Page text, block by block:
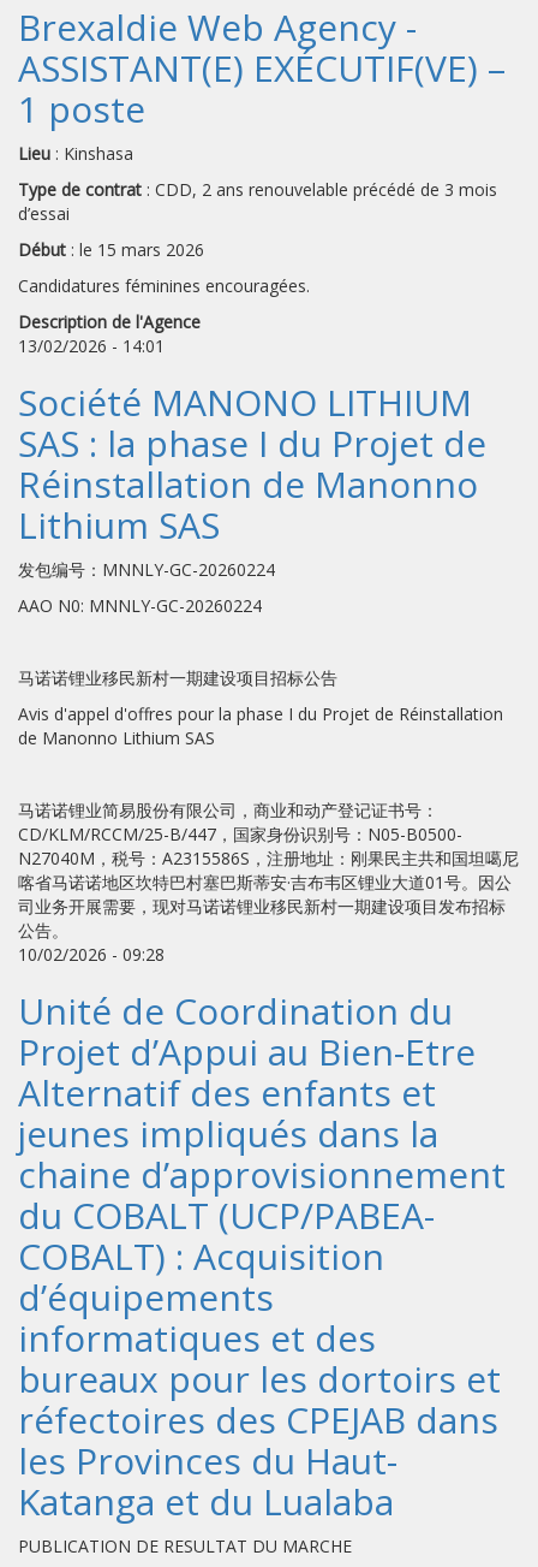
Brexaldie Web Agency -
ASSISTANT(E) EXÉCUTIF(VE) –
1 poste
Lieu : Kinshasa
Type de contrat : CDD, 2 ans renouvelable précédé de 3 mois
d’essai
Début : le 15 mars 2026
Candidatures féminines encouragées.
Description de l'Agence
13/02/2026 - 14:01
Société MANONO LITHIUM
SAS : la phase I du Projet de
Réinstallation de Manonno
Lithium SAS
发包编号：MNNLY-GC-20260224
AAO N0: MNNLY-GC-20260224
马诺诺锂业移民新村一期建设项目招标公告
Avis d'appel d'offres pour la phase I du Projet de Réinstallation
de Manonno Lithium SAS
马诺诺锂业简易股份有限公司，商业和动产登记证书号：
CD/KLM/RCCM/25-B/447，国家身份识别号：N05-B0500-
N27040M，税号：A2315586S，注册地址：刚果民主共和国坦噶尼
喀省马诺诺地区坎特巴村塞巴斯蒂安·吉布韦区锂业大道01号。因公
司业务开展需要，现对马诺诺锂业移民新村一期建设项目发布招标
公告。
10/02/2026 - 09:28
Unité de Coordination du
Projet d’Appui au Bien-Etre
Alternatif des enfants et
jeunes impliqués dans la
chaine d’approvisionnement
du COBALT (UCP/PABEA-
COBALT) : Acquisition
d’équipements
informatiques et des
bureaux pour les dortoirs et
réfectoires des CPEJAB dans
les Provinces du Haut-
Katanga et du Lualaba
PUBLICATION DE RESULTAT DU MARCHE